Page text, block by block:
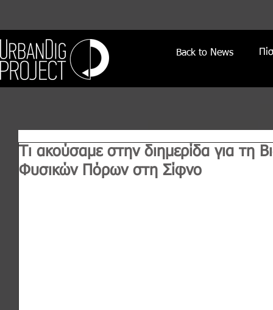
Back to News
Τι ακούσαμε στην διημερίδα για τη
Φυσικών Πόρων στη Σίφνο